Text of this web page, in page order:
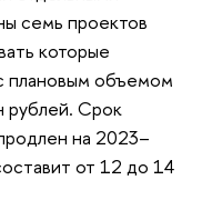
семь проектов
которые
плановым объемом
рублей. Срок
на 2023–
от 12 до 14